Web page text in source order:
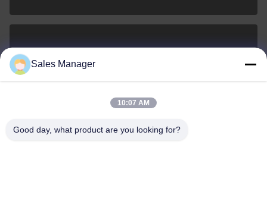
001-512-7443871
Sales Manager
10:07 AM
Good day, what product are you looking for?